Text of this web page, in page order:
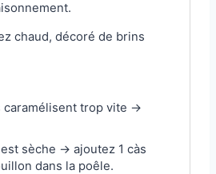
chaud, décoré de brins
caramélisent trop vite →
sèche → ajoutez 1 càs
dans la poêle.